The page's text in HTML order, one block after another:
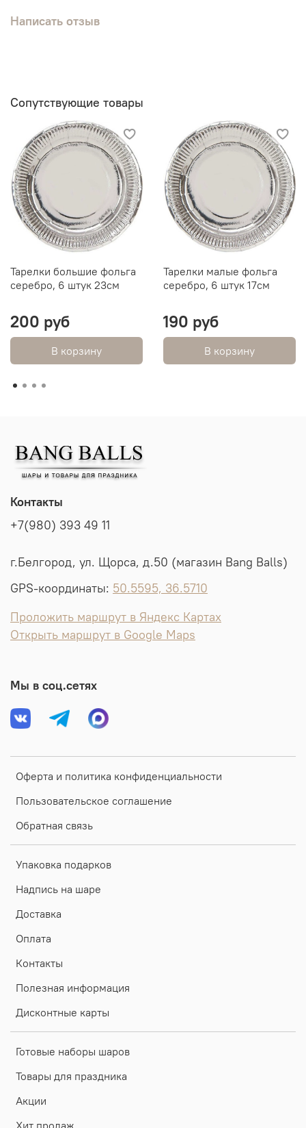
Написать отзыв
Сопутствующие товары
Тарелки большие фольга
серебро, 6 штук 23см
200 руб
В корзину
Тарелки малые фольга
серебро, 6 штук 17см
190 руб
В корзину
Оферта и политика конфиденциальности
Пользовательское соглашение
Обратная связь
Упаковка подарков
Надпись на шаре
Доставка
Оплата
Контакты
Полезная информация
Дисконтные карты
Готовые наборы шаров
Товары для праздника
Акции
Контакты
+7(980) 393 49 11
г.Белгород, ул. Щорса, д.50 (магазин Bang Balls)
GPS-координаты: 50.5595, 36.5710
Проложить маршрут в Яндекс Картах
Открыть маршрут в Google Maps
Мы в соц.сетях